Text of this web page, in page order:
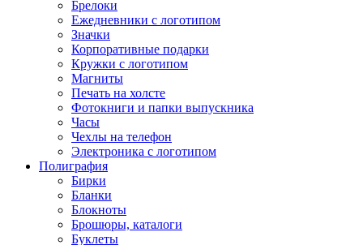
Брелоки
Ежедневники с логотипом
Значки
Корпоративные подарки
Кружки с логотипом
Магниты
Печать на холсте
Фотокниги и папки выпускника
Часы
Чехлы на телефон
Электроника с логотипом
Полиграфия
Бирки
Бланки
Блокноты
Брошюры, каталоги
Буклеты